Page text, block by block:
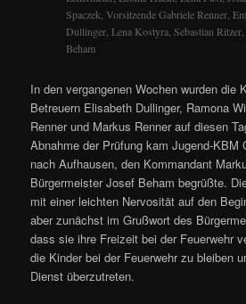
Spaczek, Vorsitzende Gabriele Renner,
Dullinger, Lena Kostyra, Sebastian
Beham
In den vergangenen Wochen wurden die
Betreuern Elisabeth Dullinger, Ramona
Renner und Markus Renner auf diesen
Abnahme der Prüfung kam Jugend-KBM
nach Aufhausen, den Kommandant
Bürgermeister Josef Beham begrüßte.
mit einer leichten Nervosität auf den
aber zunächst im Grußwort des
dass sie ihre Freizeit bei der Feuerwehr
die Kinder bei der Feuerwehr zu bleiben
Dienst überzutreten.